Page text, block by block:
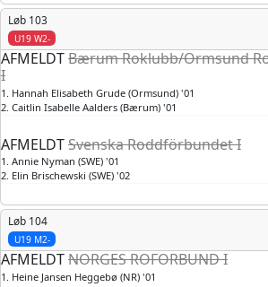
Løb 103
U19 W2-
AFMELDTBærum Roklubb/Ormsund
I
1. Hannah Elisabeth Grude (Ormsund) '01
2. Caitlin Isabelle Aalders (Bærum) '01
AFMELDTSvenska Roddförbundet I
1. Annie Nyman (SWE) '01
2. Elin Brischewski (SWE) '02
Løb 104
U19 M2-
AFMELDTNORGES ROFORBUND I
1. Heine Jansen Heggebø (NR) '01